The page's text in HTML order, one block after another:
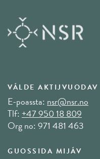
VÁLDE AKTIJVUODAV
E-poassta: nsr@nsr.no
Tlf:+47 950 18 809
Org no: 971 481 463
GUOSSIDA MIJÁV